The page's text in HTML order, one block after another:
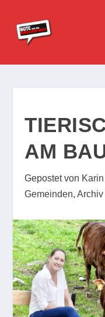
AM
Gepostet von
Gemeinden,Archiv